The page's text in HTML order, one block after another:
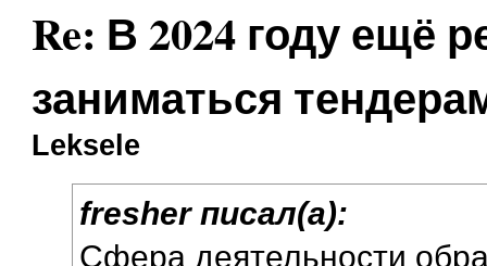
Re: В 2024 году ещё
заниматься
Leksele
fresher писал(а):
Сфера деятельности